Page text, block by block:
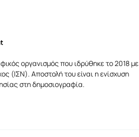
οργανισμός που ιδρύθηκε το 2018 με
(ΙΣΝ). Αποστολή του είναι η ενίσχυση
στη δημοσιογραφία.